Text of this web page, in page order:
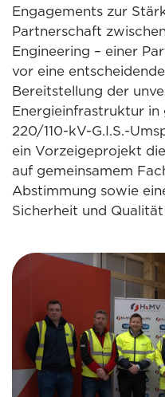
Engagements zur
Partnerschaft
Engineering – einer
vor eine
Bereitstellung der
Energieinfrastruktur in
220/110-kV-G.I.S.-
ein Vorzeigeprojekt
auf gemeinsamem
Abstimmung sowie
Sicherheit und